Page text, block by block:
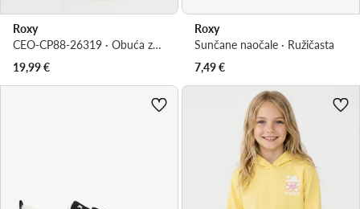
Roxy
CEO-CP88-26319 · Obuća za vodene sportove
19,99€
Roxy
Sunčane naočale · Ružičasta
7,49€